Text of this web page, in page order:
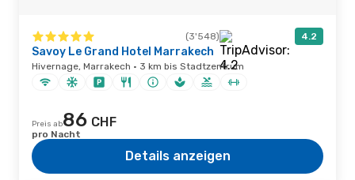
(3'548) 4.2
Savoy Le Grand Hotel Marrakech
Hivernage, Marrakech · 3 km bis Stadtzentrum
Preis ab86 CHF
pro Nacht
Details anzeigen